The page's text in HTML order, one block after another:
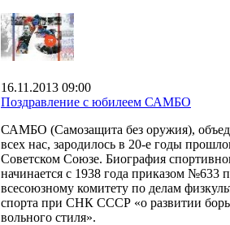
16.11.2013 09:00
Поздравление с юбилеем САМБО
САМБО (Самозащита без оружия),
всех нас, зародилось в 20-е годы
Советском Союзе. Биография
начинается с 1938 года приказом №633
всесоюзному комитету по делам
спорта при СНК СССР «о развитии
вольного стиля».